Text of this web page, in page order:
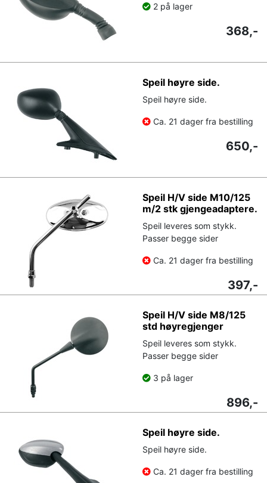
2 på lager
368,-
Speil høyre side.
Speil høyre side.
Ca. 21 dager fra bestilling
650,-
Speil H/V side M10/125
m/2 stk gjengeadaptere.
Speil leveres som stykk.
Passer begge sider
Ca. 21 dager fra bestilling
397,-
Speil H/V side M8/125
std høyregjenger
Speil leveres som stykk.
Passer begge sider
3 på lager
896,-
Speil høyre side.
Speil høyre side.
Ca. 21 dager fra bestilling